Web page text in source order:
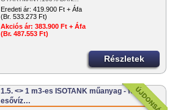
Eredeti ár: 419.900 Ft + Áfa
(Br. 533.273 Ft)
Akciós ár: 383.900 Ft + Áfa
(Br. 487.553 Ft)
Részletek
1.5. <> 1 m3-es ISOTANK műanyag - fekvő -
esővíz…